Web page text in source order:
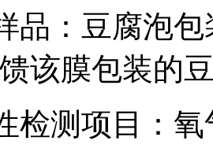
：豆腐泡包
该膜包装的
测项目：氧